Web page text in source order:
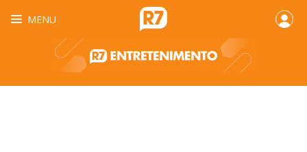
MENU